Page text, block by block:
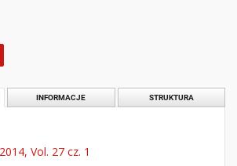
INFORMACJE STRUKTURA
Vol. 27 cz. 1